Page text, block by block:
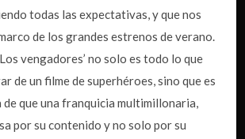
todas las expectativas, y que nos
de los grandes estrenos de verano.
vengadores’ no solo es todo lo que
de un filme de superhéroes, sino que es
de que una franquicia multimillonaria,
por su contenido y no solo por su